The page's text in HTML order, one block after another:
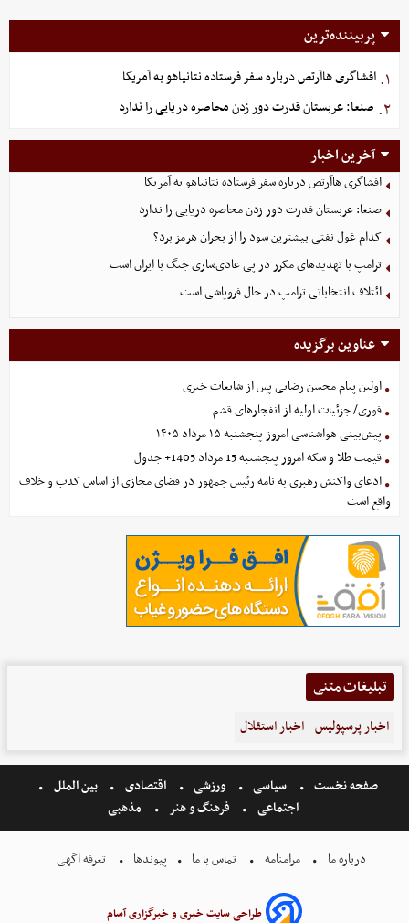
پربیننده‌ترین
۱. افشاگری هاآرتص درباره سفر فرستاده نتانیاهو به آمریکا
۲. صنعا: عربستان قدرت دور زدن محاصره دریایی را ندارد
آخرین اخبار
افشاگری هاآرتص درباره سفر فرستاده نتانیاهو به آمریکا
صنعا: عربستان قدرت دور زدن محاصره دریایی را ندارد
کدام غول نفتی بیشترین سود را از بحران هرمز برد؟
ترامپ با تهدیدهای مکرر در پی عادی‌سازی جنگ با ایران است
ائتلاف انتخاباتی ترامپ در حال فروپاشی است
عناوین برگزیده
اولین پیام محسن رضایی پس از شایعات خبری
فوری/ جزئیات اولیه از انفجارهای قشم
پیش‌بینی هواشناسی امروز پنجشنبه ۱۵ مرداد ۱۴۰۵
قیمت طلا و سکه امروز پنجشنبه 15 مرداد 1405+ جدول
ادعای واکنش رهبری به نامه رئیس جمهور در فضای مجازی از اساس کذب و خلاف
واقع است
تبلیغات متنی
اخبار پرسپولیس اخبار استقلال
صفحه نخست سیاسی ورزشی اقتصادی
بین الملل
اجتماعی
فرهنگ و هنر مذهبی
درباره ما مرامنامه تماس با ما پیوندها تعرفه اگهی
طراحی سایت خبری و خبرگزاری آسام